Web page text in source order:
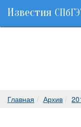
Известия
Главная Архив